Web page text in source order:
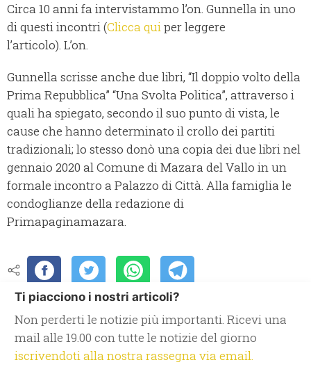
Circa 10 anni fa intervistammo l’on. Gunnella in uno
di questi incontri (Clicca quiper leggere
l’articolo). L’on.
Gunnella scrisse anche due libri, “Il doppio volto della
Prima Repubblica” “Una Svolta Politica”, attraverso i
quali ha spiegato, secondo il suo punto di vista, le
cause che hanno determinato il crollo dei partiti
tradizionali; lo stesso donò una copia dei due libri nel
gennaio 2020 al Comune di Mazara del Vallo in un
formale incontro a Palazzo di Città. Alla famiglia le
condoglianze della redazione di
Primapaginamazara.
Ti piacciono i nostri articoli?
Non perderti le notizie più importanti. Ricevi una
mail alle 19.00 con tutte le notizie del giorno
iscrivendoti alla nostra rassegna via email.